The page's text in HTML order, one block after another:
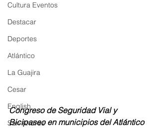
Cultura Eventos
Destacar
Deportes
Atlántico
La Guajira
Cesar
English
San Andres
Congreso de Seguridad Vial y
Bicipaseo en municipios del Atlántico